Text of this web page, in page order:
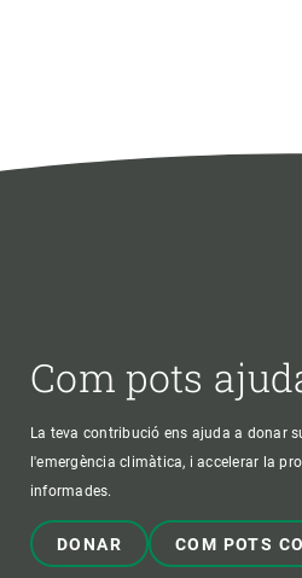
Com pots
La teva contribució ens ajuda a donar
l'emergència climàtica, i accelerar la
informades.
DONAR COM POTS